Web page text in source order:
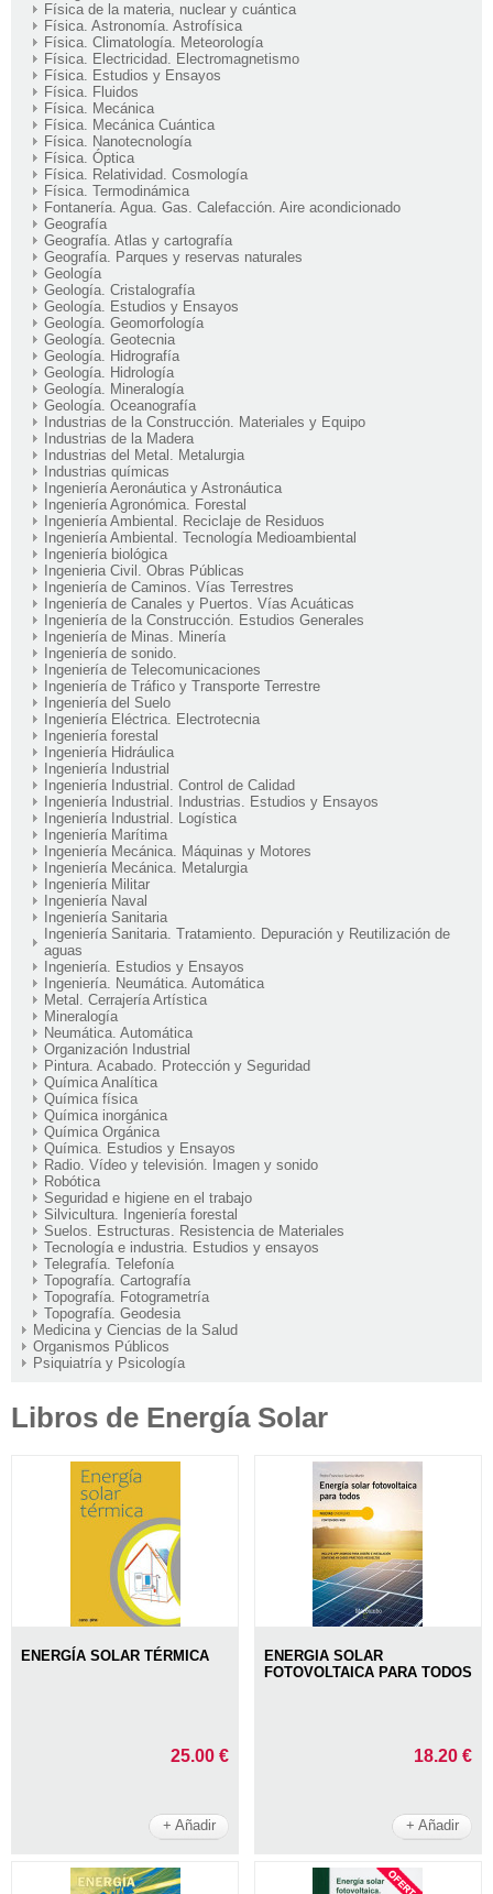
Física de la materia, nuclear y cuántica
Física. Astronomía. Astrofísica
Física. Climatología. Meteorología
Física. Electricidad. Electromagnetismo
Física. Estudios y Ensayos
Física. Fluidos
Física. Mecánica
Física. Mecánica Cuántica
Física. Nanotecnología
Física. Óptica
Física. Relatividad. Cosmología
Física. Termodinámica
Fontanería. Agua. Gas. Calefacción. Aire acondicionado
Geografía
Geografía. Atlas y cartografía
Geografía. Parques y reservas naturales
Geología
Geología. Cristalografía
Geología. Estudios y Ensayos
Geología. Geomorfología
Geología. Geotecnia
Geología. Hidrografía
Geología. Hidrología
Geología. Mineralogía
Geología. Oceanografía
Industrias de la Construcción. Materiales y Equipo
Industrias de la Madera
Industrias del Metal. Metalurgia
Industrias químicas
Ingeniería Aeronáutica y Astronáutica
Ingeniería Agronómica. Forestal
Ingeniería Ambiental. Reciclaje de Residuos
Ingeniería Ambiental. Tecnología Medioambiental
Ingeniería biológica
Ingenieria Civil. Obras Públicas
Ingeniería de Caminos. Vías Terrestres
Ingeniería de Canales y Puertos. Vías Acuáticas
Ingeniería de la Construcción. Estudios Generales
Ingeniería de Minas. Minería
Ingeniería de sonido.
Ingeniería de Telecomunicaciones
Ingeniería de Tráfico y Transporte Terrestre
Ingeniería del Suelo
Ingeniería Eléctrica. Electrotecnia
Ingeniería forestal
Ingeniería Hidráulica
Ingeniería Industrial
Ingeniería Industrial. Control de Calidad
Ingeniería Industrial. Industrias. Estudios y Ensayos
Ingeniería Industrial. Logística
Ingeniería Marítima
Ingeniería Mecánica. Máquinas y Motores
Ingeniería Mecánica. Metalurgia
Ingeniería Militar
Ingeniería Naval
Ingeniería Sanitaria
Ingeniería Sanitaria. Tratamiento. Depuración y Reutilización de
aguas
Ingeniería. Estudios y Ensayos
Ingeniería. Neumática. Automática
Metal. Cerrajería Artística
Mineralogía
Neumática. Automática
Organización Industrial
Pintura. Acabado. Protección y Seguridad
Química Analítica
Química física
Química inorgánica
Química Orgánica
Química. Estudios y Ensayos
Radio. Vídeo y televisión. Imagen y sonido
Robótica
Seguridad e higiene en el trabajo
Silvicultura. Ingeniería forestal
Suelos. Estructuras. Resistencia de Materiales
Tecnología e industria. Estudios y ensayos
Telegrafía. Telefonía
Topografía. Cartografía
Topografía. Fotogrametría
Topografía. Geodesia
Medicina y Ciencias de la Salud
Organismos Públicos
Psiquiatría y Psicología
Libros de Energía Solar
ENERGÍA SOLAR TÉRMICA
25.00 €
+ Añadir
ENERGIA SOLAR
FOTOVOLTAICA PARA TODOS
18.20 €
+ Añadir